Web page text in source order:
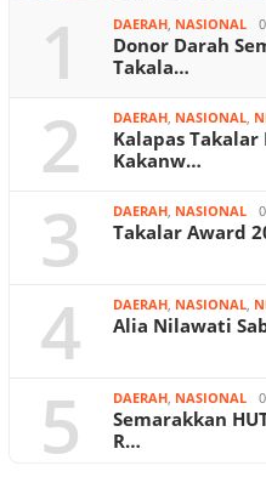
1 DAERAH, NASIONAL
Donor Darah
Takala…
2 DAERAH, NASIONAL,
Kalapas
Kakanw…
3 DAERAH, NASIONAL
Takalar Award
4 DAERAH, NASIONAL,
Alia Nilawati
5 DAERAH, NASIONAL
Semarakkan
R…